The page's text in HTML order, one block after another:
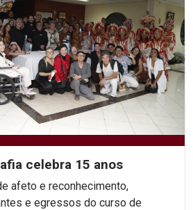
celebra 15 anos
afeto e reconhecimento,
e egressos do curso de